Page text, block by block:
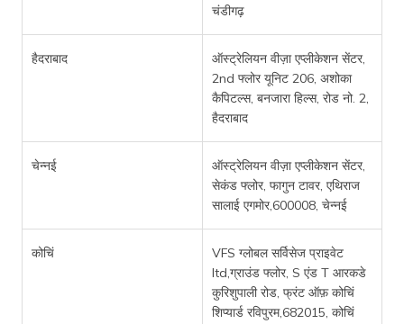
चंडीगढ़
हैदराबाद
ऑस्ट्रेलियन वीज़ा एप्लीकेशन सेंटर,
2nd फ्लोर यूनिट 206, अशोका
कैपिटल्स, बनजारा हिल्स, रोड नो. 2,
हैदराबाद
चेन्नई
ऑस्ट्रेलियन वीज़ा एप्लीकेशन सेंटर,
सेकंड फ्लोर, फागुन टावर, एथिराज
सालाई एगमोर,600008, चेन्नई
कोचिं
VFS ग्लोबल सर्विसेज प्राइवेट
ltd,ग्राउंड फ्लोर, S एंड T आरकडे
कुरिशुपाली रोड, फ्रंट ऑफ़ कोचिं
शिप्यार्ड रविपुरम,682015, कोचिं